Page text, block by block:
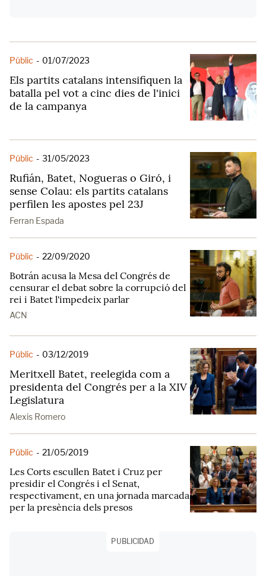
Públic - 01/07/2023
Els partits catalans intensifiquen la
batalla pel vot a cinc dies de l'inici
de la campanya
Públic - 31/05/2023
Rufián, Batet, Nogueras o Giró, i
sense Colau: els partits catalans
perfilen les apostes pel 23J
Ferran Espada
Públic - 22/09/2020
Botrán acusa la Mesa del Congrés de
censurar el debat sobre la corrupció del
rei i Batet l'impedeix parlar
ACN
Públic - 03/12/2019
Meritxell Batet, reelegida com a
presidenta del Congrés per a la XIV
Legislatura
Alexis Romero
Públic - 21/05/2019
Les Corts escullen Batet i Cruz per
presidir el Congrés i el Senat,
respectivament, en una jornada marcada
per la presència dels presos
PUBLICIDAD